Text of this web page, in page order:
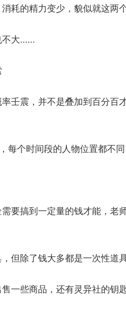
耗的精力变少，貌似就这两
大......
壬震，并不是叠加到百分百
每个时间段的人物位置都不同
要搞到一定量的钱才能，老
但除了钱大多都是一次性道
一些商品，还有灵异社的钥